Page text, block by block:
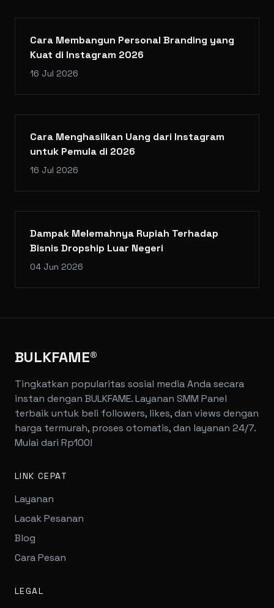
Cara Membangun Personal Branding yang
Kuat di Instagram 2026
16 Jul 2026
Cara Menghasilkan Uang dari Instagram
untuk Pemula di 2026
16 Jul 2026
Dampak Melemahnya Rupiah Terhadap
Bisnis Dropship Luar Negeri
04 Jun 2026
BULKFAME®
Tingkatkan popularitas sosial media Anda secara
instan dengan BULKFAME. Layanan SMM Panel
terbaik untuk beli followers, likes, dan views dengan
harga termurah, proses otomatis, dan layanan 24/7.
Mulai dari Rp100!
LINK CEPAT
Layanan
Lacak Pesanan
Blog
Cara Pesan
LEGAL